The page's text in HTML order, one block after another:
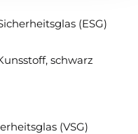
(ESG)
schwarz
(VSG)